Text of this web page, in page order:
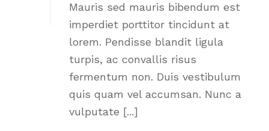
Mauris sed mauris bibendum est
imperdiet porttitor tincidunt at
lorem. Pendisse blandit ligula
turpis, ac convallis risus
fermentum non. Duis vestibulum
quis quam vel accumsan. Nunc a
vulputate [...]